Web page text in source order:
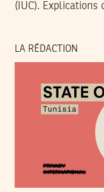
(IUC). Explications
LA RÉDACTION